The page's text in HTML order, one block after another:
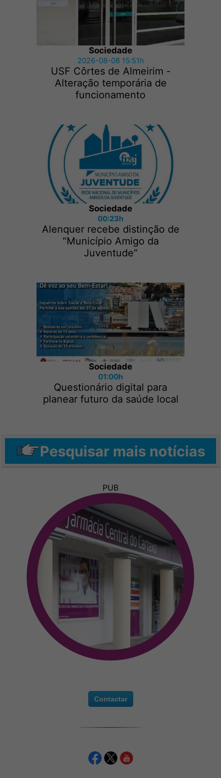
Sociedade
2026-08-08 15:51h
USF Côrtes de Almeirim -
Alteração temporária de
funcionamento
Sociedade
00:23h
Alenquer recebe distinção de
“Município Amigo da
Juventude“
Sociedade
01:00h
Questionário digital para
planear futuro da saúde local
Pesquisar mais notícias
PUB
Contactar